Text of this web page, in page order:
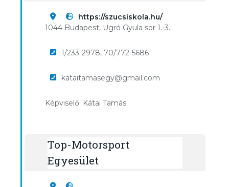
https://szucsiskola.hu/
1044 Budapest, Ugró Gyula sor 1.-3.
1/233-2978, 70/772-5686
kataitamasegy@gmail.com
Képviselő: Kátai Tamás
Top-Motorsport
Egyesület